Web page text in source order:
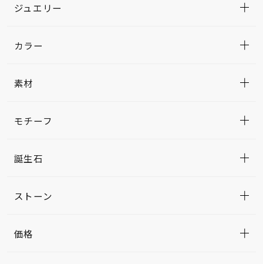
ジュエリー
カラー
素材
モチーフ
誕生石
ストーン
価格